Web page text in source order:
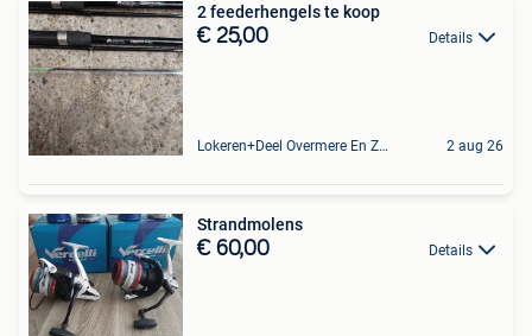
2 feederhengels te koop
€ 25,00 Details
Lokeren+Deel Overmere En Zele 2 aug 26
Strandmolens
€ 60,00 Details